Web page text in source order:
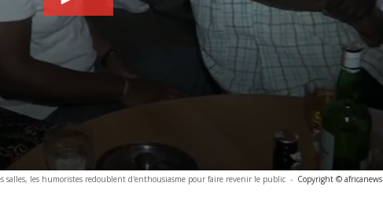
salles, les humoristes redoublent d'enthousiasme pour faire revenir le public - Copyright © africanews